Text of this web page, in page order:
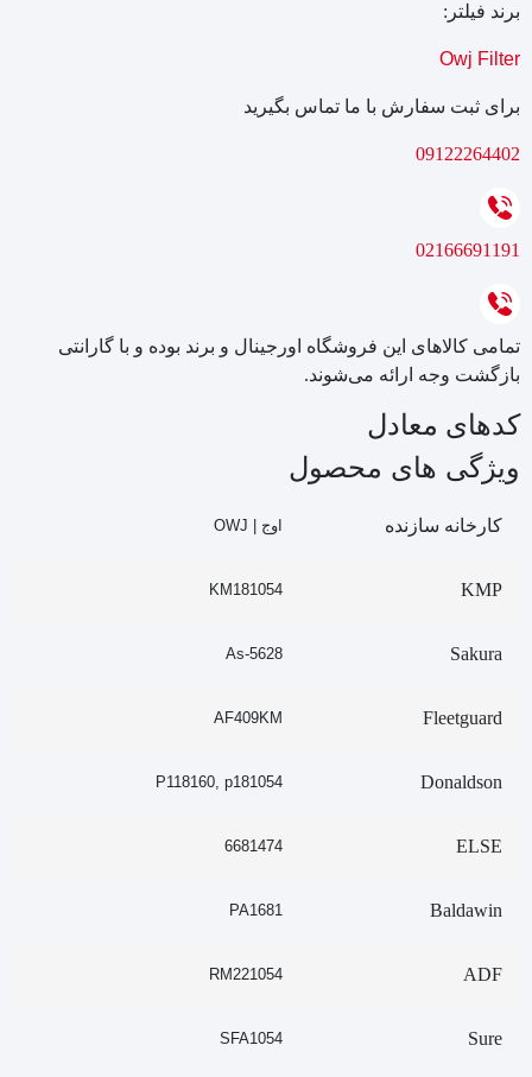
برند فیلتر:
Owj Filter
برای ثبت سفارش با ما تماس بگیرید
09122264402
02166691191
تمامی کالاهای این فروشگاه اورجینال و برند بوده و با گارانتی
بازگشت وجه ارائه می‌شوند.
کدهای معادل
ویژگی های محصول
کارخانه سازنده اوج | OWJ
KMP
KM181054
Sakura
As-5628
Fleetguard
AF409KM
Donaldson
P118160, p181054
ELSE
6681474
Baldawin
PA1681
ADF
RM221054
Sure
SFA1054